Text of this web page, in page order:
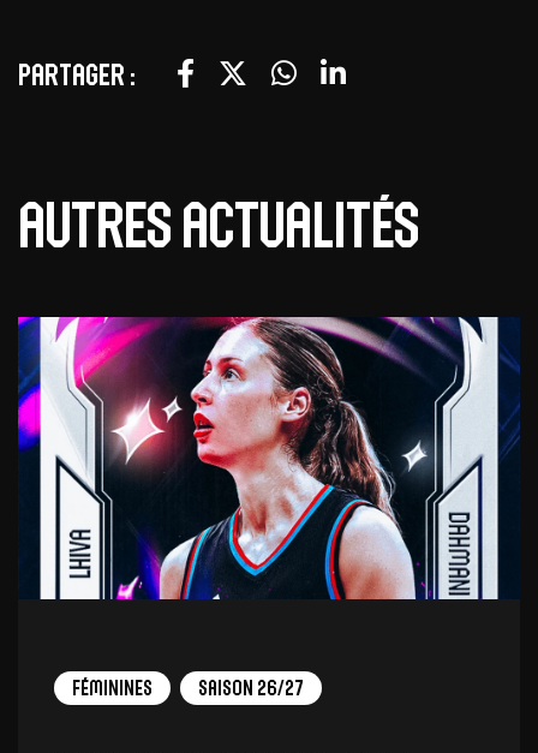
Partager :
Autres actualités
Féminines Saison 26/27